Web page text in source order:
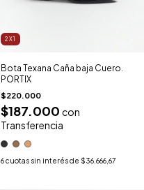
2X1
Bota Texana Caña baja Cuero.
PORTIX
$220.000
$187.000 con
Transferencia
6 cuotas sin interés de $36.666,67